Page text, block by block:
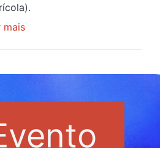
mais
veste
Camisola
e
após